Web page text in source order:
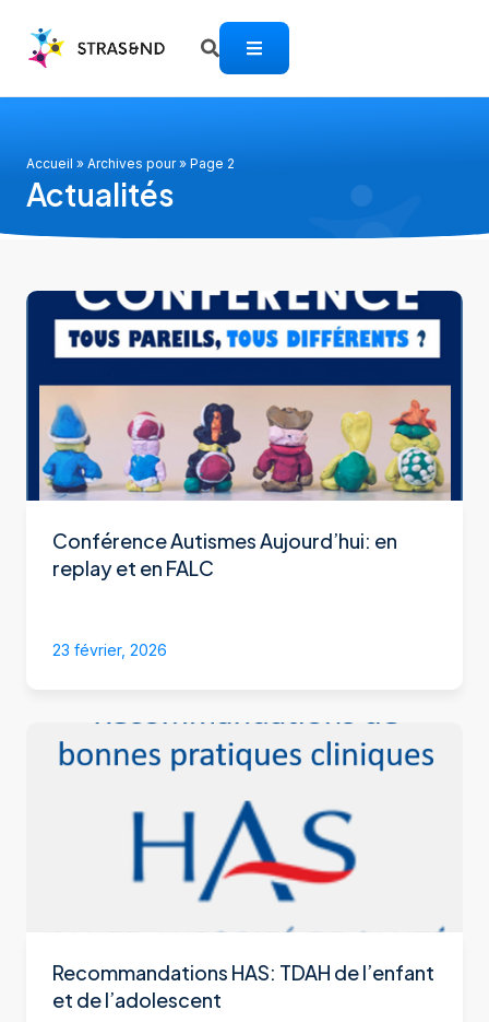
Accueil » Archives pour» Page 2
Actualités
Conférence Autismes Aujourd’hui: en
replay et en FALC
23 février, 2026
Recommandations HAS: TDAH de l’enfant
et de l’adolescent